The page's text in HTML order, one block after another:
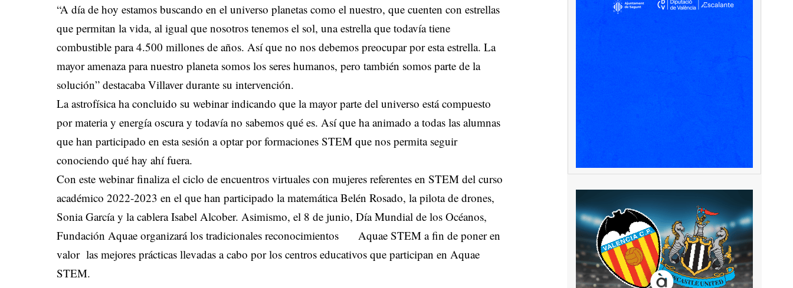
“A día de hoy estamos buscando en el universo planetas como el nuestro, que cuenten con estrellas
que permitan la vida, al igual que nosotros tenemos el sol, una estrella que todavía tiene
combustible para 4.500 millones de años. Así que no nos debemos preocupar por esta estrella. La
mayor amenaza para nuestro planeta somos los seres humanos, pero también somos parte de la
solución” destacaba Villaver durante su intervención.
La astrofísica ha concluido su webinar indicando que la mayor parte del universo está compuesto
por materia y energía oscura y todavía no sabemos qué es. Así que ha animado a todas las alumnas
que han participado en esta sesión a optar por formaciones STEM que nos permita seguir
conociendo qué hay ahí fuera.
Con este webinar finaliza el ciclo de encuentros virtuales con mujeres referentes en STEM del curso
académico 2022-2023 en el que han participado la matemática Belén Rosado, la pilota de drones,
Sonia García y la cablera Isabel Alcober. Asimismo, el 8 de junio, Día Mundial de los Océanos,
Fundación Aquae organizará los tradicionales reconocimientos Aquae STEM a fin de poner en
valor las mejores prácticas llevadas a cabo por los centros educativos que participan en Aquae
STEM.